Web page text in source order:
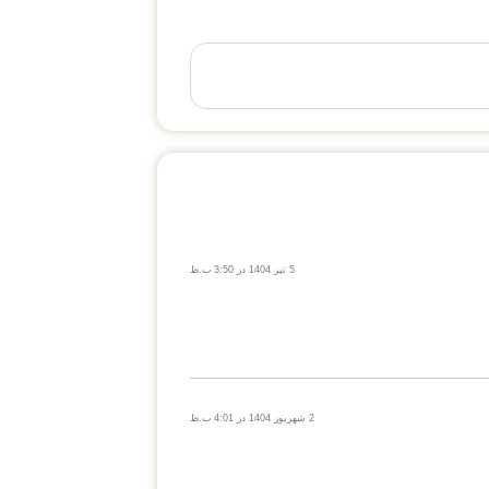
5 تیر 1404 در 3:50 ب.ظ
2 شهریور 1404 در 4:01 ب.ظ